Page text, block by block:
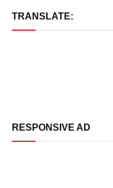
TRANSLATE:
RESPONSIVE AD